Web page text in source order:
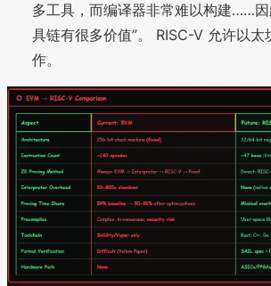
多工具，而编译器非常难以构建……
具链有很多价值”。 RISC-V 允许以
作。